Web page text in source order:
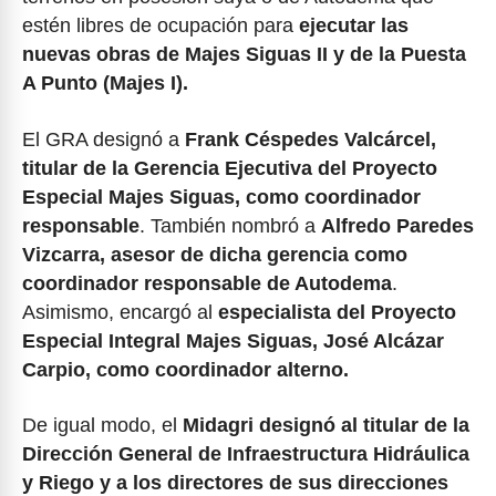
estén libres de ocupación para ejecutar las
nuevas obras de Majes Siguas II y de la Puesta
A Punto (Majes I).
El GRA designó a Frank Céspedes Valcárcel,
titular de la Gerencia Ejecutiva del Proyecto
Especial Majes Siguas, como coordinador
responsable. También nombró a Alfredo Paredes
Vizcarra, asesor de dicha gerencia como
coordinador responsable de Autodema.
Asimismo, encargó al especialista del Proyecto
Especial Integral Majes Siguas, José Alcázar
Carpio, como coordinador alterno.
De igual modo, el Midagri designó al titular de la
Dirección General de Infraestructura Hidráulica
y Riego y a los directores de sus direcciones